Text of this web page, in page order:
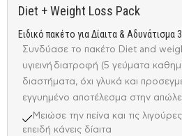
Diet + Weight Loss Pack
Ειδικό πακέτο για Δίαιτα & Αδυνάτισμα
Συνδύασε το πακέτο Diet and
υγιεινή διατροφή (5 γεύματα
διαστήματα, όχι γλυκά και
εγγυημένο αποτέλεσμα στην
Mειώσε την πείνα και τις
επειδή κάνεις δίαιτα